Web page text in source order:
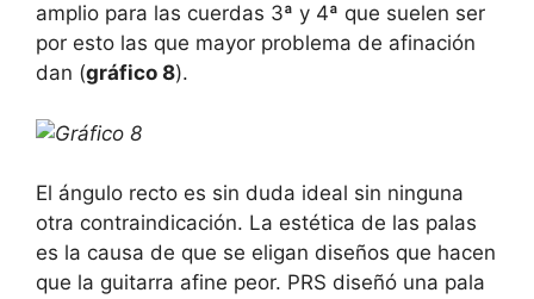
amplio para las cuerdas 3ª y 4ª que suelen ser
por esto las que mayor problema de afinación
dan (gráfico 8).
El ángulo recto es sin duda ideal sin ninguna
otra contraindicación. La estética de las palas
es la causa de que se eligan diseños que hacen
que la guitarra afine peor. PRS diseñó una pala